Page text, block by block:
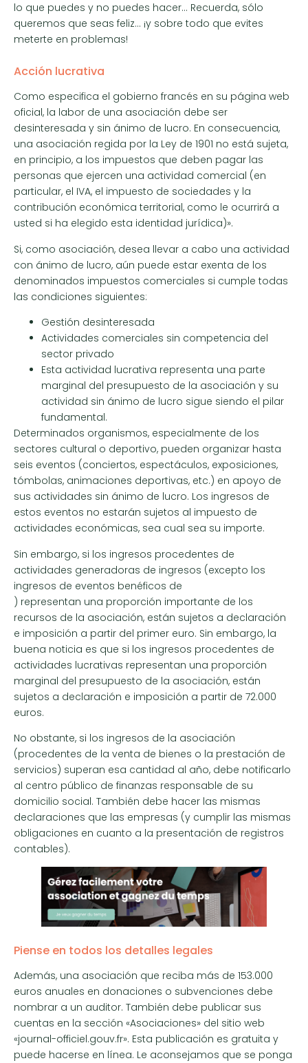
lo que puedes y no puedes hacer… Recuerda, sólo
queremos que seas feliz… ¡y sobre todo que evites
meterte en problemas!
Acción lucrativa
Como especifica el gobierno francés en su página web
oficial, la labor de una asociación debe ser
desinteresada y sin ánimo de lucro. En consecuencia,
una asociación regida por la Ley de 1901 no está sujeta,
en principio, a los impuestos que deben pagar las
personas que ejercen una actividad comercial (en
particular, el IVA, el impuesto de sociedades y la
contribución económica territorial, como le ocurrirá a
usted si ha elegido esta identidad jurídica)».
Si, como asociación, desea llevar a cabo una actividad
con ánimo de lucro, aún puede estar exenta de los
denominados impuestos comerciales si cumple todas
las condiciones siguientes:
Gestión desinteresada
Actividades comerciales sin competencia del
sector privado
Esta actividad lucrativa representa una parte
marginal del presupuesto de la asociación y su
actividad sin ánimo de lucro sigue siendo el pilar
fundamental.
Determinados organismos, especialmente de los
sectores cultural o deportivo, pueden organizar hasta
seis eventos (conciertos, espectáculos, exposiciones,
tómbolas, animaciones deportivas, etc.) en apoyo de
sus actividades sin ánimo de lucro. Los ingresos de
estos eventos no estarán sujetos al impuesto de
actividades económicas, sea cual sea su importe.
Sin embargo, si los ingresos procedentes de
actividades generadoras de ingresos (excepto los
ingresos de eventos benéficos de
) representan una proporción importante de los
recursos de la asociación, están sujetos a declaración
e imposición a partir del primer euro. Sin embargo, la
buena noticia es que si los ingresos procedentes de
actividades lucrativas representan una proporción
marginal del presupuesto de la asociación, están
sujetos a declaración e imposición a partir de 72.000
euros.
No obstante, si los ingresos de la asociación
(procedentes de la venta de bienes o la prestación de
servicios) superan esa cantidad al año, debe notificarlo
al centro público de finanzas responsable de su
domicilio social. También debe hacer las mismas
declaraciones que las empresas (y cumplir las mismas
obligaciones en cuanto a la presentación de registros
contables).
Piense en todos los detalles legales
Además, una asociación que reciba más de 153.000
euros anuales en donaciones o subvenciones debe
nombrar a un auditor. También debe publicar sus
cuentas en la sección «Asociaciones» del sitio web
«journal-officiel.gouv.fr». Esta publicación es gratuita y
puede hacerse en línea. Le aconsejamos que se ponga